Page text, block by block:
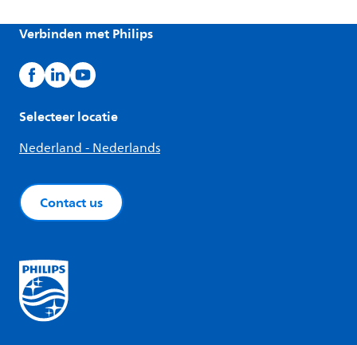
Verbinden met Philips
Selecteer locatie
Nederland - Nederlands
Contact us